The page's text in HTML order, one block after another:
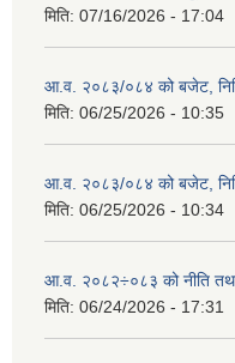
मिति: 07/16/2026 - 17:04
आ.व. २०८३/०८४ को बजेट,
मिति: 06/25/2026 - 10:35
आ.व. २०८३/०८४ को बजेट,
मिति: 06/25/2026 - 10:34
आ.व. २०८२÷०८३ को नीति
मिति: 06/24/2026 - 17:31